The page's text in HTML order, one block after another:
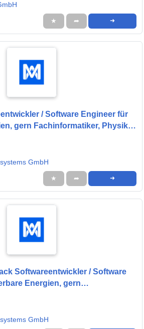
★ ➦ ➜
/ Software Engineer für
gern Fachinformatiker, Physiker
GmbH
★ ➦ ➜
Softwareentwickler / Software
Energien, gern
GmbH